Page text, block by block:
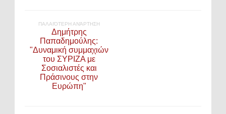
ΠΑΛΑΙΌΤΕΡΗ ΑΝΆΡΤΗΣΗ
Δημήτρης
Παπαδημούλης:
"Δυναμική συμμαχιών
του ΣΥΡΙΖΑ με
Σοσιαλιστές και
Πράσινους στην
Ευρώπη"